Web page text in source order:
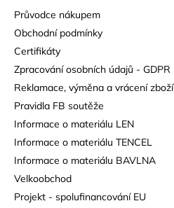
Průvodce nákupem
Obchodní podmínky
Certifikáty
Zpracování osobních údajů - GDPR
Reklamace, výměna a vrácení zboží
Pravidla FB soutěže
Informace o materiálu LEN
Informace o materiálu TENCEL
Informace o materiálu BAVLNA
Velkoobchod
Projekt - spolufinancování EU